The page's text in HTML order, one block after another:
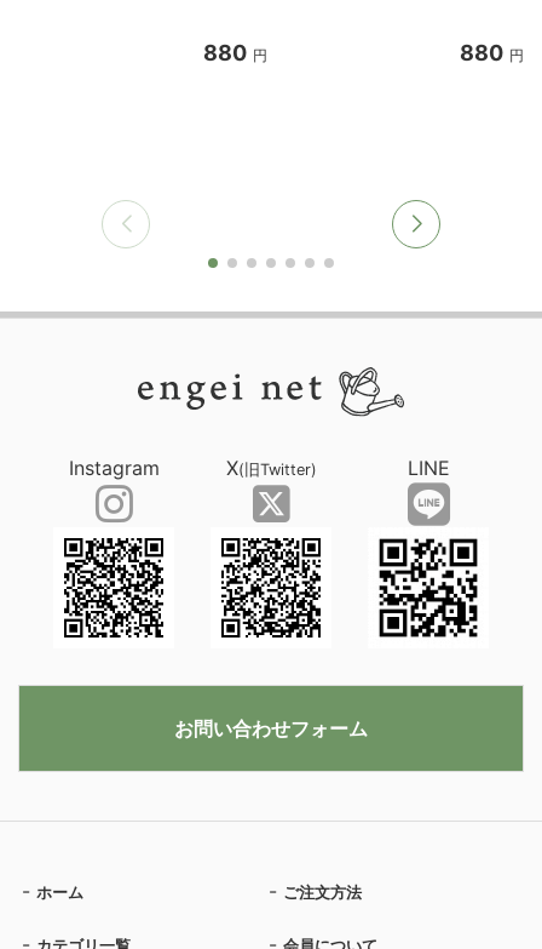
880 円 880 円
ホーム ご注文方法
Instagram X(旧Twitter) LINE
お問い合わせフォーム